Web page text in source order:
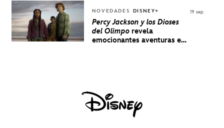
NOVEDADES DISNEY+
Percy Jackson y los Dioses
del Olimporevela
emocionantes aventuras en
19 sep.